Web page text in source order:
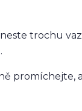
trochu
promíchejte,